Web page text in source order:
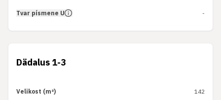
Tvar písmene U -
Dädalus 1-3
Velikost (m²) 142